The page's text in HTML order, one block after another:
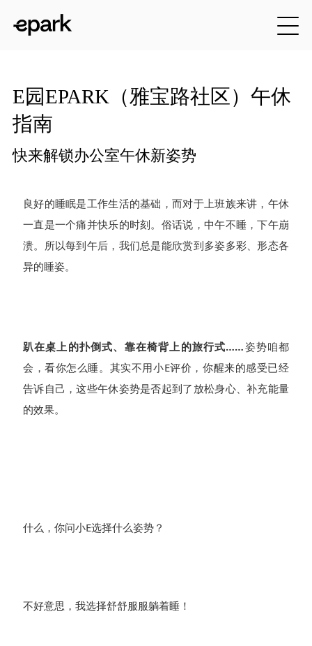
E园EPARK（雅宝路社区）午休
指南
快来解锁办公室午休新姿势
良好的睡眠是工作生活的基础，而对于上班族来讲，午休
一直是一个痛并快乐的时刻。俗话说，中午不睡，下午崩
溃。所以每到午后，我们总是能欣赏到多姿多彩、形态各
异的睡姿。
趴在桌上的扑倒式、靠在椅背上的旅行式……姿势咱都
会，看你怎么睡。其实不用小E评价，你醒来的感受已经
告诉自己，这些午休姿势是否起到了放松身心、补充能量
的效果。
什么，你问小E选择什么姿势？
不好意思，我选择舒舒服服躺着睡！